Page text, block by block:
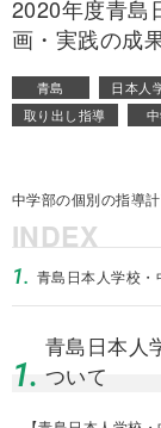
2020年度青島
画・実践の成
青島 日本人
取り出し指導
中学部の個別の指導
INDEX
1. 青島日本人学校
1.
青島日本人
ついて